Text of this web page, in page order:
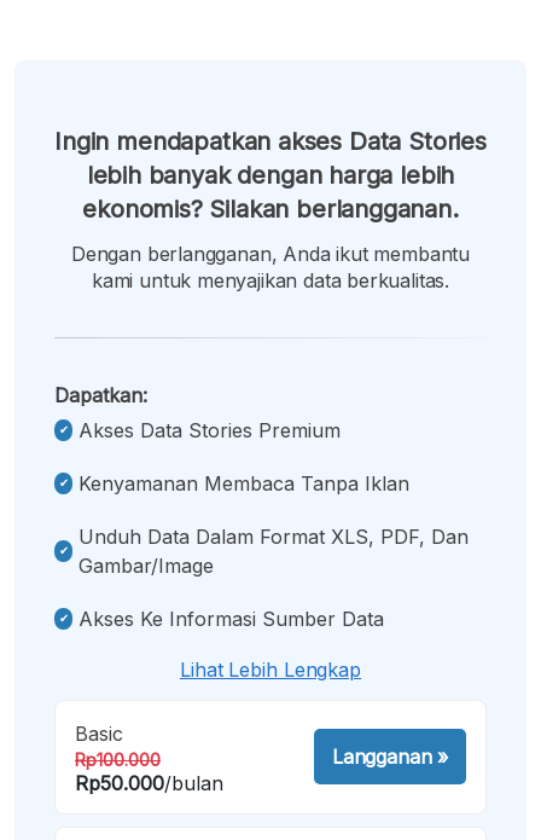
Ingin mendapatkan akses Data Stories
lebih banyak dengan harga lebih
ekonomis? Silakan berlangganan.
Dengan berlangganan, Anda ikut membantu
kami untuk menyajikan data berkualitas.
Dapatkan:
Akses Data Stories Premium
Kenyamanan Membaca Tanpa Iklan
Unduh Data Dalam Format XLS, PDF, Dan
Gambar/image
Akses Ke Informasi Sumber Data
Lihat Lebih Lengkap
Basic
Rp100.000
Rp50.000/bulan
Langganan»